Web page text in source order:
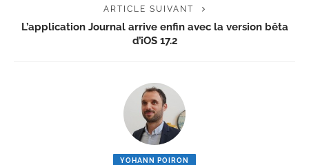
ARTICLE SUIVANT
L’application Journal arrive enfin avec la version bêta
d’iOS 17.2
YOHANN POIRON